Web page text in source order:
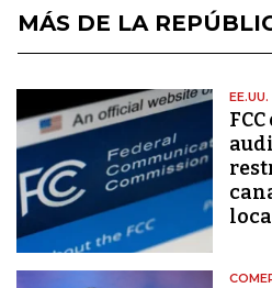
MÁS DE LA
EE.UU.